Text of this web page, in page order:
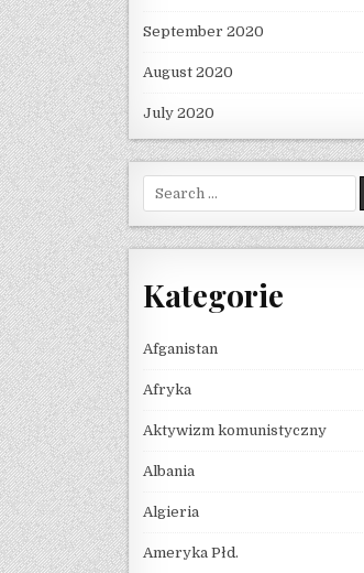
September 2020
August 2020
July 2020
Search for:
Kategorie
Afganistan
Afryka
Aktywizm komunistyczny
Albania
Algieria
Ameryka Płd.